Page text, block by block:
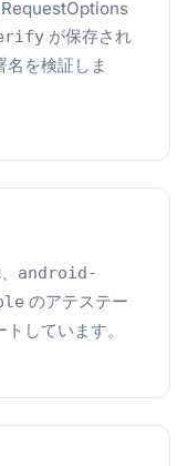
が保存され
名を検証しま
、 android-
のアテステー
しています。